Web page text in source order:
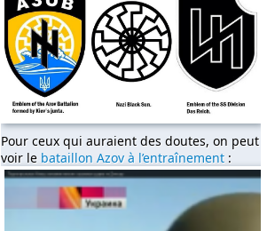
Pour ceux qui auraient des doutes, on peut
voir le bataillon Azov à l’entraînement :